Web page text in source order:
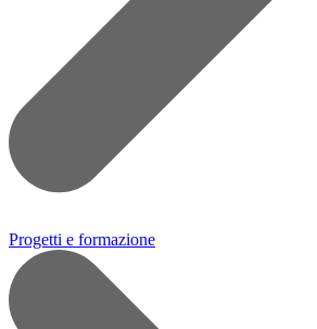
Progetti e formazione